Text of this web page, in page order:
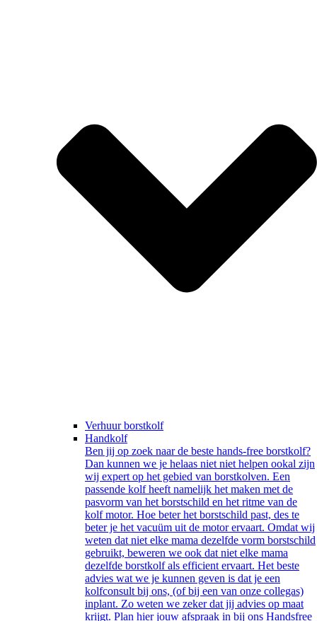
Verhuur borstkolf
Handkolf
Ben jij op zoek naar de beste hands-free borstkolf?
Dan kunnen we je helaas niet niet helpen ookal zijn
wij expert op het gebied van borstkolven. Een
passende kolf heeft namelijk het maken met de
pasvorm van het borstschild en het ritme van de
kolf motor. Hoe beter het borstschild past, des te
beter je het vacuüm uit de motor ervaart. Omdat wij
weten dat niet elke mama dezelfde vorm borstschild
gebruikt, beweren we ook dat niet elke mama
dezelfde borstkolf als efficient ervaart. Het beste
advies wat we je kunnen geven is dat je een
kolfconsult bij ons, (of bij een van onze collegas)
inplant. Zo weten we zeker dat jij advies op maat
krijgt. Plan hier jouw afspraak in bij ons Handsfree